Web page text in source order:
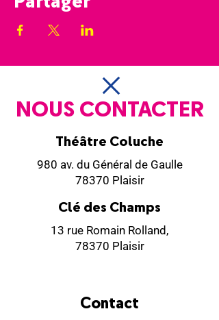
NOUS CONTACTER
Théâtre Coluche
980 av. du Général de Gaulle
78370 Plaisir
Clé des Champs
13 rue Romain Rolland,
78370 Plaisir
Contact